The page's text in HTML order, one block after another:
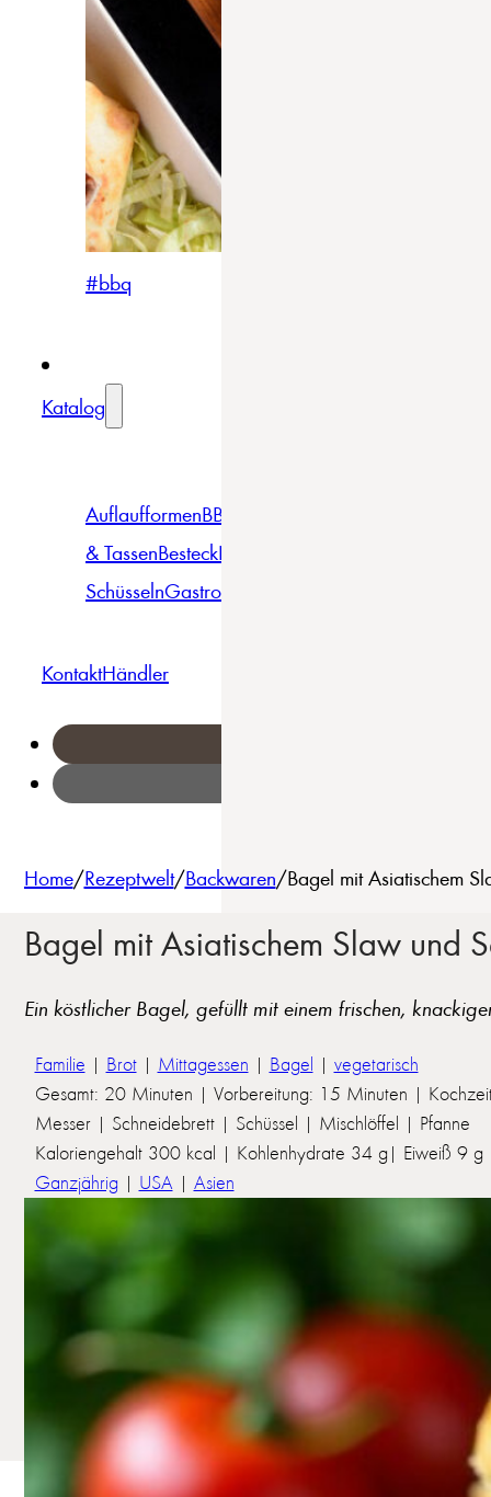
#bbq
Katalog
AuflaufformenBBQ
& TassenBesteckBowls &
SchüsselnGastro
KontaktHändler
Home/Rezeptwelt/Backwaren/Bagel mit Asiatischem
Bagel mit Asiatischem Slaw und
Ein köstlicher Bagel, gefüllt mit einem frischen,
Familie | Brot| Mittagessen | Bagel | vegetarisch
Gesamt: 20 Minuten | Vorbereitung: 15 Minuten |
Messer | Schneidebrett | Schüssel | Mischlöffel | Pfanne
Kaloriengehalt 300 kcal | Kohlenhydrate 34 g| Eiweiß 9
Ganzjährig | USA | Asien